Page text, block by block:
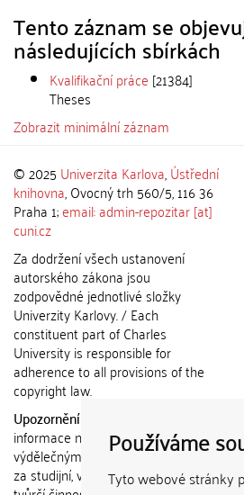
Používáme
Tyto webové stránky
Tento záznam se
následujících sbírkách
Kvalifikační práce [21384]
Theses
Zobrazit minimální záznam
© 2025 Univerzita Karlova,Ústřední
knihovna, Ovocný trh 560/5, 116 36
Praha 1;email: admin-repozitar [at]
cuni.cz
Za dodržení všech ustanovení
autorského zákona jsou
zodpovědné jednotlivé složky
Univerzity Karlovy. / Each
constituent part of Charles
University is responsible for
adherence to all provisions of the
copyright law.
Upozornění / Notice:
informace nemohou být použity k
výdělečným účelům nebo vydávány
za studijní, vědeckou nebo jinou